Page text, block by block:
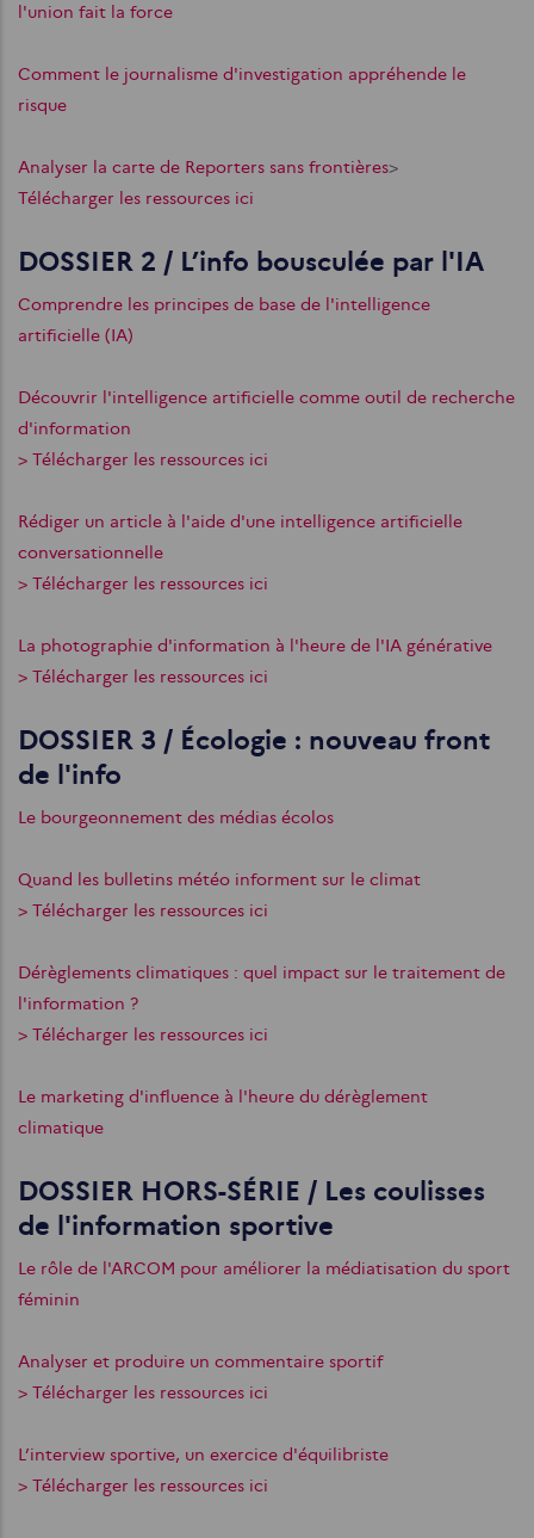
l'union fait la force
Comment le journalisme d'investigation appréhende le
risque
Analyser la carte de Reporters sans frontières>
Télécharger les ressources ici
DOSSIER 2 / L’info bousculée par l'IA
Comprendre les principes de base de l'intelligence
artificielle (IA)
Découvrir l'intelligence artificielle comme outil de recherche
d'information
> Télécharger les ressources ici
Rédiger un article à l'aide d'une intelligence artificielle
conversationnelle
> Télécharger les ressources ici
La photographie d'information à l'heure de l'IA générative
> Télécharger les ressources ici
DOSSIER 3 / Écologie : nouveau front
de l'info
Le bourgeonnement des médias écolos
Quand les bulletins météo informent sur le climat
> Télécharger les ressources ici
Dérèglements climatiques : quel impact sur le traitement de
l'information ?
> Télécharger les ressources ici
Le marketing d'influence à l'heure du dérèglement
climatique
DOSSIER HORS-SÉRIE / Les coulisses
de l'information sportive
Le rôle de l'ARCOM pour améliorer la médiatisation du sport
féminin
Analyser et produire un commentaire sportif
> Télécharger les ressources ici
L’interview sportive, un exercice d'équilibriste
> Télécharger les ressources ici